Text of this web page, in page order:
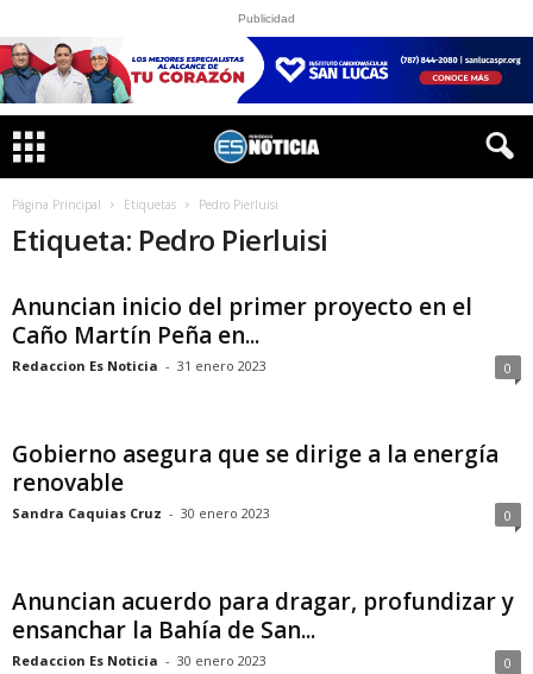
Publicidad
Página Principal Etiquetas Pedro Pierluisi
Etiqueta: Pedro Pierluisi
Anuncian inicio del primer proyecto en el
Caño Martín Peña en...
Redaccion Es Noticia - 31 enero 2023 0
Gobierno asegura que se dirige a la energía
renovable
Sandra Caquias Cruz - 30 enero 2023 0
Anuncian acuerdo para dragar, profundizar y
ensanchar la Bahía de San...
Redaccion Es Noticia - 30 enero 2023 0